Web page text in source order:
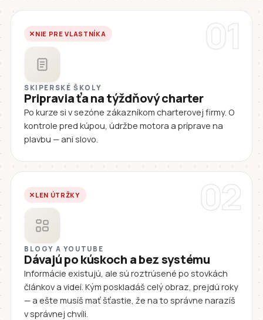
01
NIE PRE VLASTNÍKA
SKIPERSKÉ ŠKOLY
Pripravia ťa na týždňový charter
Po kurze si v sezóne zákazníkom charterovej firmy. O
kontrole pred kúpou, údržbe motora a príprave na
plavbu — ani slovo.
02
LEN ÚTRŽKY
BLOGY A YOUTUBE
Dávajú po kúskoch a bez systému
Informácie existujú, ale sú roztrúsené po stovkách
článkov a videí. Kým poskladáš celý obraz, prejdú roky
— a ešte musíš mať šťastie, že na to správne narazíš
v správnej chvíli.